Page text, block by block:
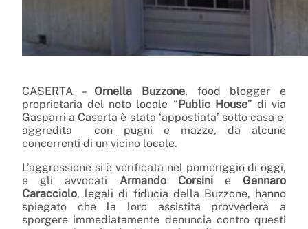
CASERTA – Ornella Buzzone, food blogger e
proprietaria del noto locale “ Public House” di via
Gasparri a Caserta è stata ‘appostiata’ sotto casa e
aggredita con pugni e mazze, da alcune
concorrenti di un vicino locale.
L’aggressione si è verificata nel pomeriggio di oggi,
e gli avvocati Armando Corsini e Gennaro
Caracciolo, legali di fiducia della Buzzone, hanno
spiegato che la loro assistita provvederà a
sporgere immediatamente denuncia contro questi